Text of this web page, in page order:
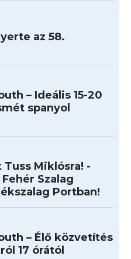
az 58.
– Ideális 15-20
spanyol
Miklósra! -
Szalag
Portban!
– Élő közvetítés
17 órától